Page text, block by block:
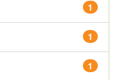
1
1
1